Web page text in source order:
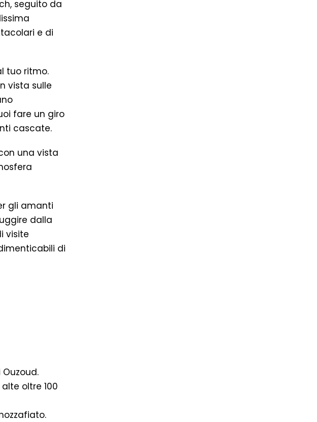
seguito da
e di
tuo ritmo.
vista sulle
fare un giro
cascate.
una vista
gli amanti
dalla
visite
di
oltre 100